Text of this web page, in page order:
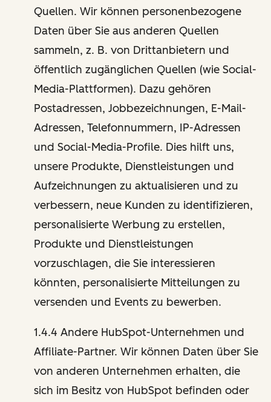
Quellen. Wir können personenbezogene
Daten über Sie aus anderen Quellen
sammeln, z. B. von Drittanbietern und
öffentlich zugänglichen Quellen (wie Social-
Media-Plattformen). Dazu gehören
Postadressen, Jobbezeichnungen, E-Mail-
Adressen, Telefonnummern, IP-Adressen
und Social-Media-Profile. Dies hilft uns,
unsere Produkte, Dienstleistungen und
Aufzeichnungen zu aktualisieren und zu
verbessern, neue Kunden zu identifizieren,
personalisierte Werbung zu erstellen,
Produkte und Dienstleistungen
vorzuschlagen, die Sie interessieren
könnten, personalisierte Mitteilungen zu
versenden und Events zu bewerben.
1.4.4 Andere HubSpot-Unternehmen und
Affiliate-Partner. Wir können Daten über Sie
von anderen Unternehmen erhalten, die
sich im Besitz von HubSpot befinden oder